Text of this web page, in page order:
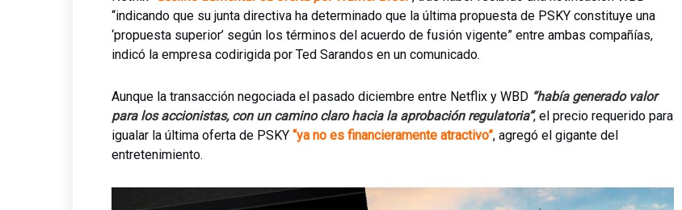
“indicando que su junta directiva ha determinado que la última propuesta de PSKY constituye una
‘propuesta superior’ según los términos del acuerdo de fusión vigente” entre ambas compañías,
indicó la empresa codirigida por Ted Sarandos en un comunicado.
Aunque la transacción negociada el pasado diciembre entre Netflix y WBD “había generado valor
para los accionistas, con un camino claro hacia la aprobación regulatoria”, el precio requerido para
igualar la última oferta de PSKY “ya no es financieramente atractivo”, agregó el gigante del
entretenimiento.